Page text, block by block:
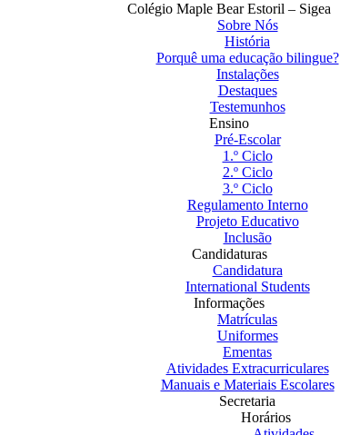
Colégio Maple Bear Estoril – Sigea
Sobre Nós
História
Porquê uma educação bilingue?
Instalações
Destaques
Testemunhos
Ensino
Pré-Escolar
1.º Ciclo
2.º Ciclo
3.º Ciclo
Regulamento Interno
Projeto Educativo
Inclusão
Candidaturas
Candidatura
International Students
Informações
Matrículas
Uniformes
Ementas
Atividades Extracurriculares
Manuais e Materiais Escolares
Secretaria
Horários